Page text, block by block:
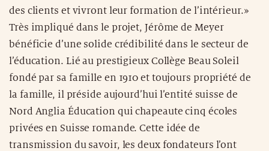
des clients et vivront leur formation de l’intérieur.»
Très impliqué dans le projet, Jérôme de Meyer
bénéficie d’une solide crédibilité dans le secteur de
l’éducation. Lié au prestigieux Collège Beau Soleil
fondé par sa famille en 1910 et toujours propriété de
la famille, il préside aujourd’hui l’entité suisse de
Nord Anglia Éducation qui chapeaute cinq écoles
privées en Suisse romande. Cette idée de
transmission du savoir, les deux fondateurs l’ont